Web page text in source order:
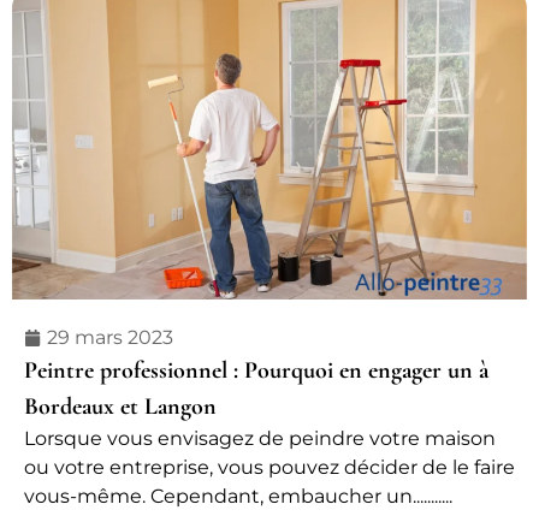
29 mars 2023
Peintre professionnel : Pourquoi en engager un à
Bordeaux et Langon
Lorsque vous envisagez de peindre votre maison
ou votre entreprise, vous pouvez décider de le faire
vous-même. Cependant, embaucher un...........